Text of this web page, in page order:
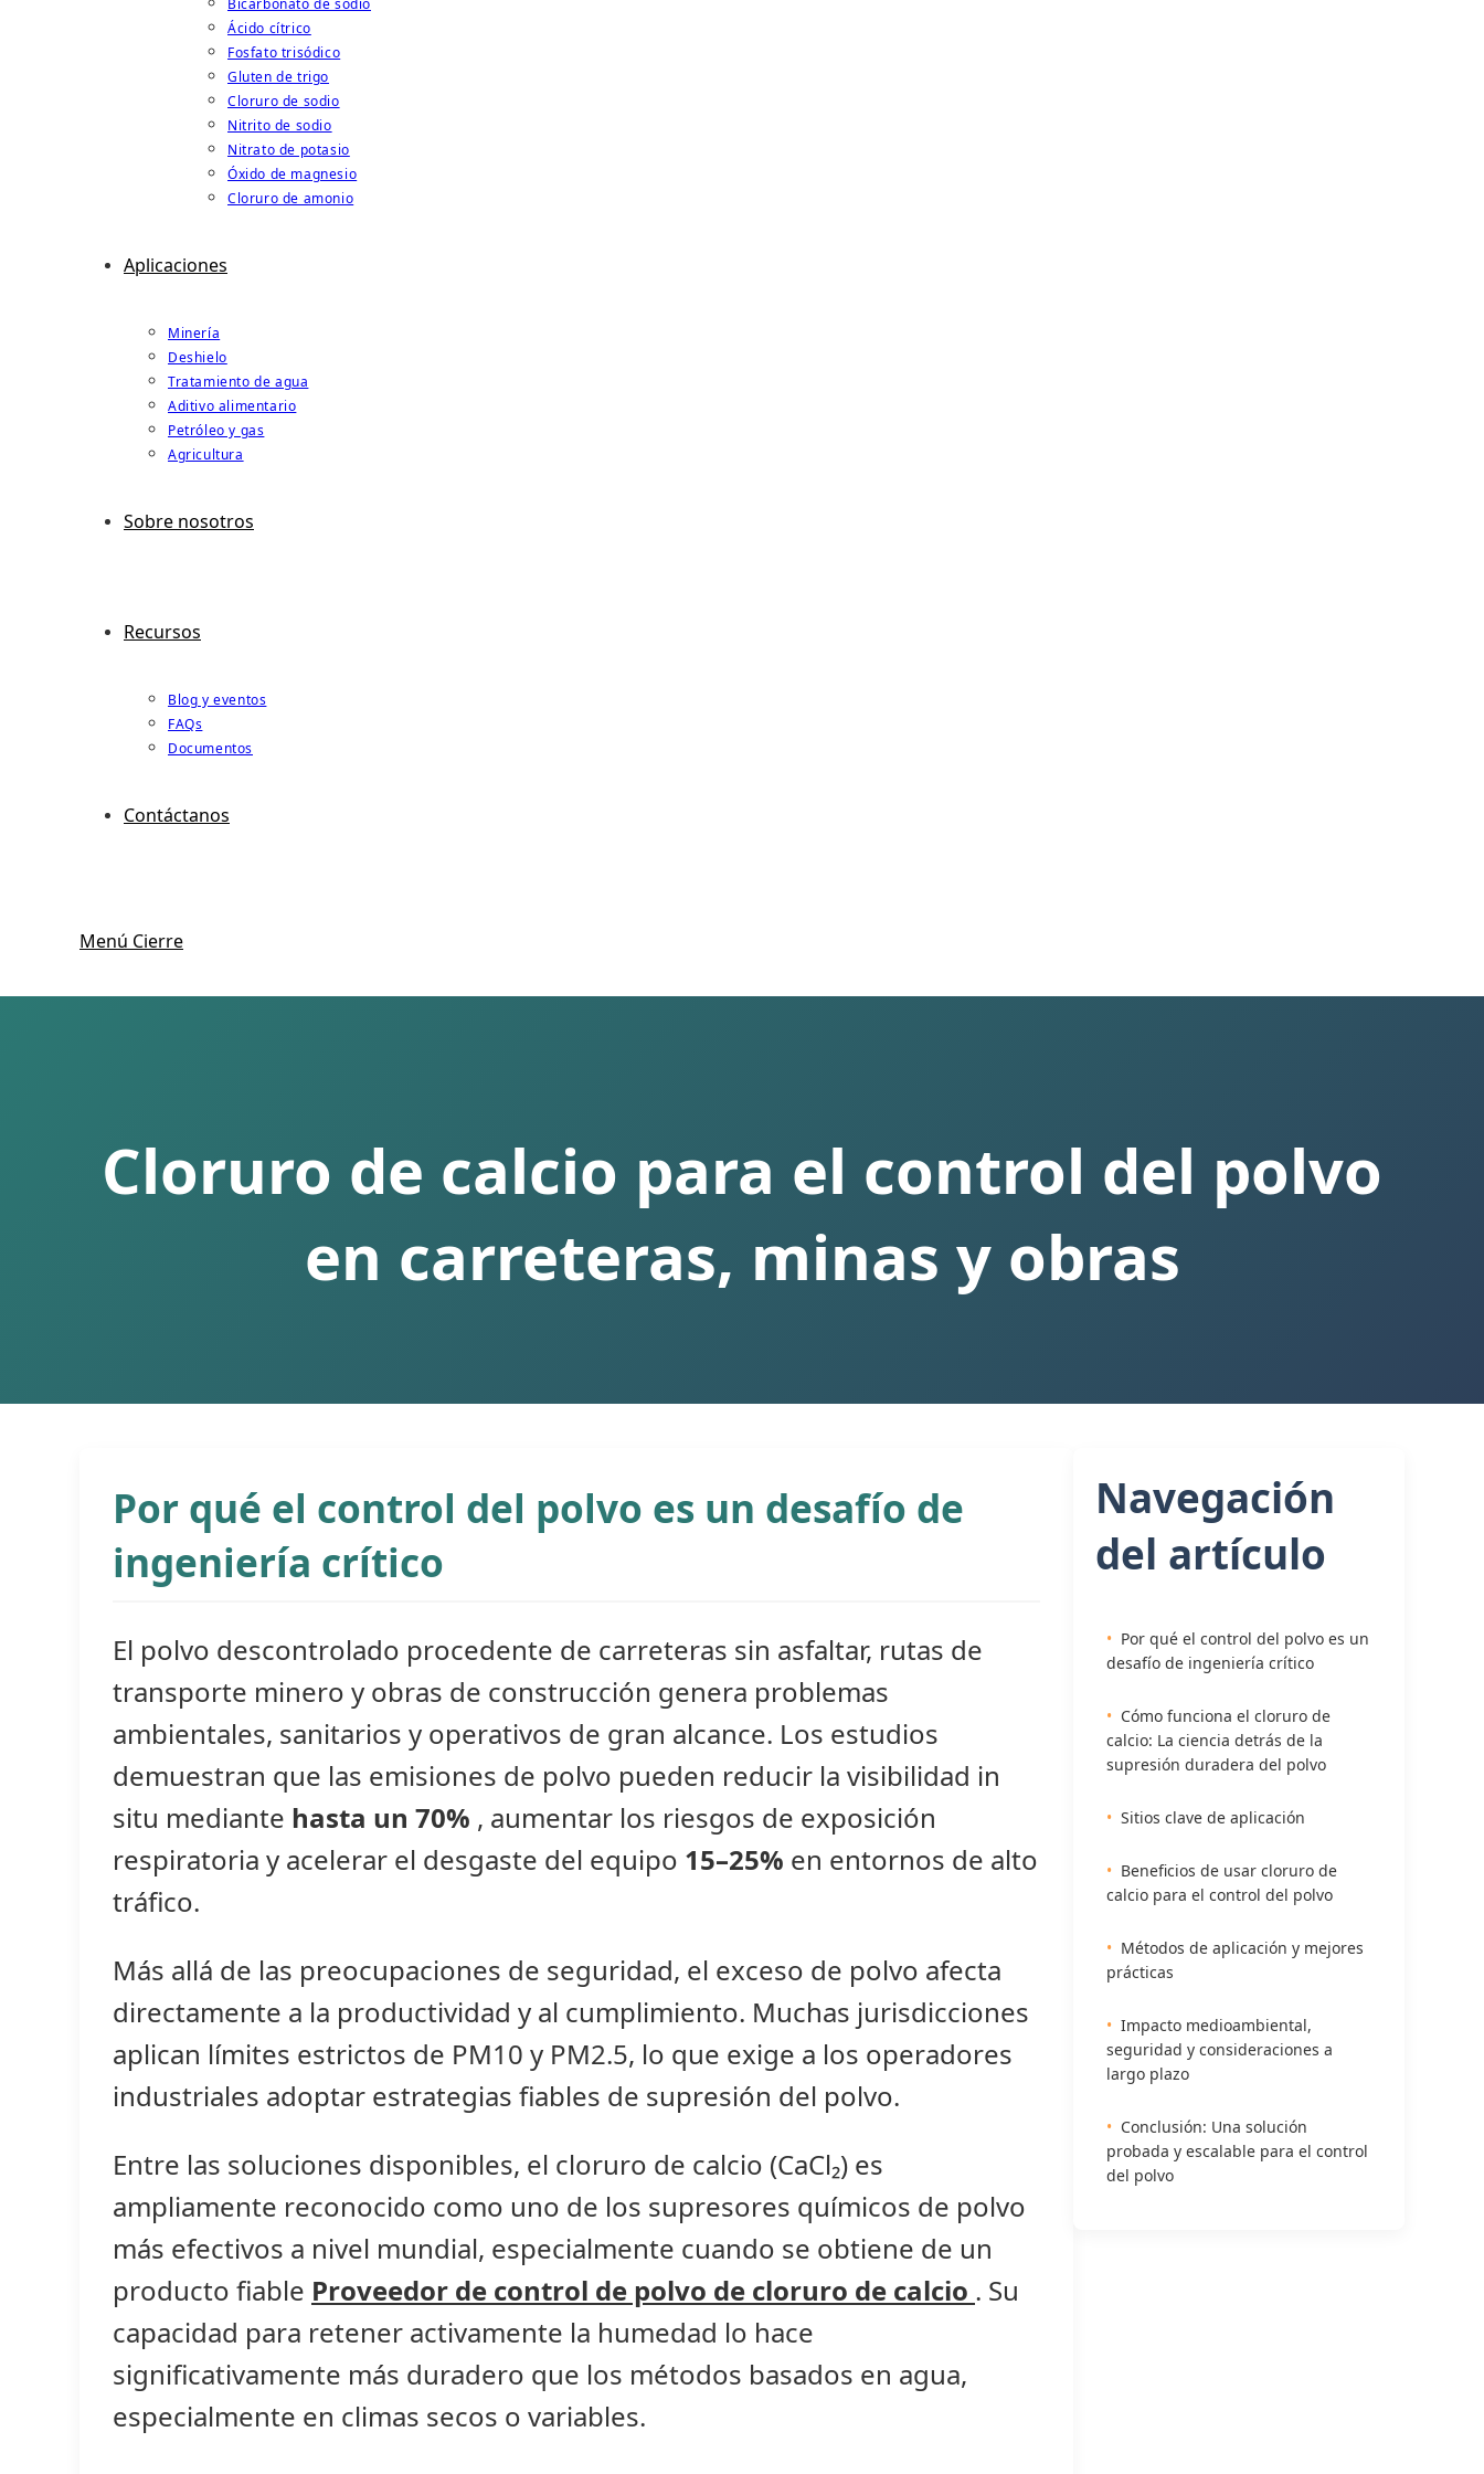
Bicarbonato de sodio
Ácido cítrico
Fosfato trisódico
Gluten de trigo
Cloruro de sodio
Nitrito de sodio
Nitrato de potasio
Óxido de magnesio
Cloruro de amonio
Aplicaciones
Minería
Deshielo
Tratamiento de agua
Aditivo alimentario
Petróleo y gas
Agricultura
Sobre nosotros
Recursos
Blog y eventos
FAQs
Documentos
Contáctanos
Menú Cierre
Cloruro de calcio para el control del polvo
en carreteras, minas y obras
Por qué el control del polvo es un desafío de
ingeniería crítico
El polvo descontrolado procedente de carreteras sin asfaltar, rutas de
transporte minero y obras de construcción genera problemas
ambientales, sanitarios y operativos de gran alcance. Los estudios
demuestran que las emisiones de polvo pueden reducir la visibilidad in
situ mediante hasta un 70% , aumentar los riesgos de exposición
respiratoria y acelerar el desgaste del equipo 15–25% en entornos de alto
tráfico.
Más allá de las preocupaciones de seguridad, el exceso de polvo afecta
directamente a la productividad y al cumplimiento. Muchas jurisdicciones
aplican límites estrictos de PM10 y PM2.5, lo que exige a los operadores
industriales adoptar estrategias fiables de supresión del polvo.
Entre las soluciones disponibles, el cloruro de calcio (CaCl₂) es
ampliamente reconocido como uno de los supresores químicos de polvo
más efectivos a nivel mundial, especialmente cuando se obtiene de un
producto fiable Proveedor de control de polvo de cloruro de calcio . Su
capacidad para retener activamente la humedad lo hace
significativamente más duradero que los métodos basados en agua,
especialmente en climas secos o variables.
Navegación
del artículo
Por qué el control del polvo es un
desafío de ingeniería crítico
Cómo funciona el cloruro de
calcio: La ciencia detrás de la
supresión duradera del polvo
Sitios clave de aplicación
Beneficios de usar cloruro de
calcio para el control del polvo
Métodos de aplicación y mejores
prácticas
Impacto medioambiental,
seguridad y consideraciones a
largo plazo
Conclusión: Una solución
probada y escalable para el control
del polvo